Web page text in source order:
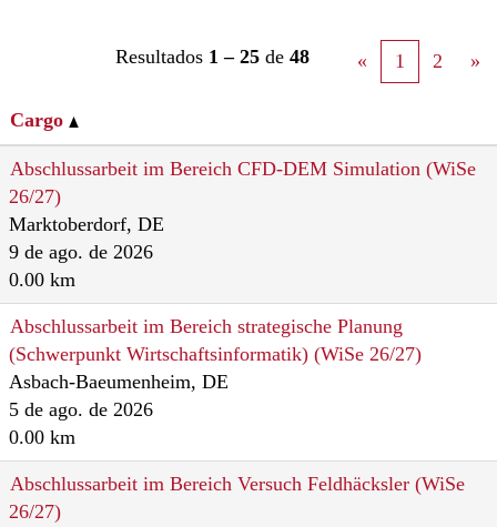
Resultados 1 – 25 de 48 « 1 2 »
Cargo
Abschlussarbeit im Bereich CFD-DEM Simulation (WiSe
26/27)
Marktoberdorf, DE
9 de ago. de 2026
0.00 km
Abschlussarbeit im Bereich strategische Planung
(Schwerpunkt Wirtschaftsinformatik) (WiSe 26/27)
Asbach-Baeumenheim, DE
5 de ago. de 2026
0.00 km
Abschlussarbeit im Bereich Versuch Feldhäcksler (WiSe
26/27)